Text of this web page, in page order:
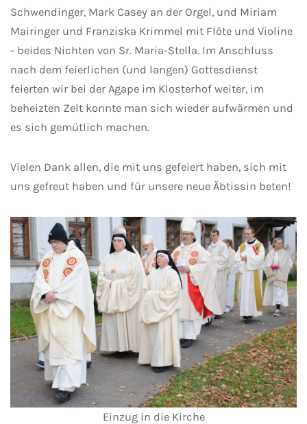
Schwendinger, Mark Casey an der Orgel, und Miriam
Mairinger und Franziska Krimmel mit Flöte und Violine
- beides Nichten von Sr. Maria-Stella. Im Anschluss
nach dem feierlichen (und langen) Gottesdienst
feierten wir bei der Agape im Klosterhof weiter, im
beheizten Zelt konnte man sich wieder aufwärmen und
es sich gemütlich machen.
Vielen Dank allen, die mit uns gefeiert haben, sich mit
uns gefreut haben und für unsere neue Äbtissin beten!
Einzug in die Kirche